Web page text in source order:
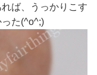
ば、うっかりこす
た(^o^;)